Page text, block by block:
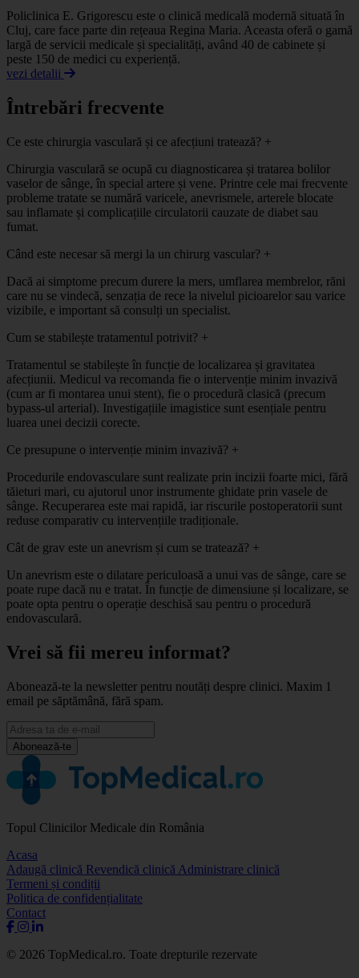
Policlinica E. Grigorescu este o clinică medicală modernă situată în
Cluj, care face parte din rețeaua Regina Maria. Aceasta oferă o gamă
largă de servicii medicale și specialități, având 40 de cabinete și
peste 150 de medici cu experiență.
vezi detalii
Întrebări frecvente
Ce este chirurgia vasculară și ce afecțiuni tratează? +
Chirurgia vasculară se ocupă cu diagnosticarea și tratarea bolilor
vaselor de sânge, în special artere și vene. Printre cele mai frecvente
probleme tratate se numără varicele, anevrismele, arterele blocate
sau inflamate și complicațiile circulatorii cauzate de diabet sau
fumat.
Când este necesar să mergi la un chirurg vascular? +
Dacă ai simptome precum durere la mers, umflarea membrelor, răni
care nu se vindecă, senzația de rece la nivelul picioarelor sau varice
vizibile, e important să consulți un specialist.
Cum se stabilește tratamentul potrivit? +
Tratamentul se stabilește în funcție de localizarea și gravitatea
afecțiunii. Medicul va recomanda fie o intervenție minim invazivă
(cum ar fi montarea unui stent), fie o procedură clasică (precum
bypass-ul arterial). Investigațiile imagistice sunt esențiale pentru
luarea unei decizii corecte.
Ce presupune o intervenție minim invazivă? +
Procedurile endovasculare sunt realizate prin incizii foarte mici, fără
tăieturi mari, cu ajutorul unor instrumente ghidate prin vasele de
sânge. Recuperarea este mai rapidă, iar riscurile postoperatorii sunt
reduse comparativ cu intervențiile tradiționale.
Cât de grav este un anevrism și cum se tratează? +
Un anevrism este o dilatare periculoasă a unui vas de sânge, care se
poate rupe dacă nu e tratat. În funcție de dimensiune și localizare, se
poate opta pentru o operație deschisă sau pentru o procedură
endovasculară.
Vrei să fii mereu informat?
Abonează-te la newsletter pentru noutăți despre clinici. Maxim 1
email pe săptămână, fără spam.
Abonează-te
Topul Clinicilor Medicale din România
Acasa
Adaugă clinică Revendică clinică Administrare clinică
Termeni și condiții
Politica de confidențialitate
Contact
© 2026 TopMedical.ro. Toate drepturile rezervate